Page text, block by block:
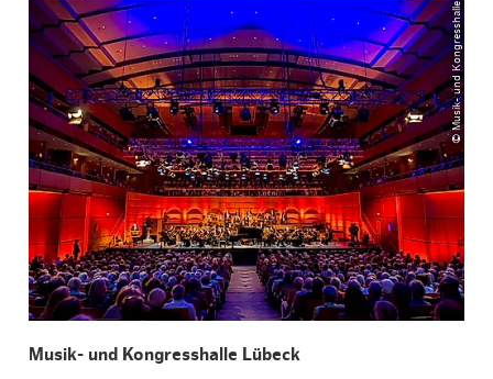
© Musik- und Kongresshalle
Musik- und Kongresshalle Lübeck